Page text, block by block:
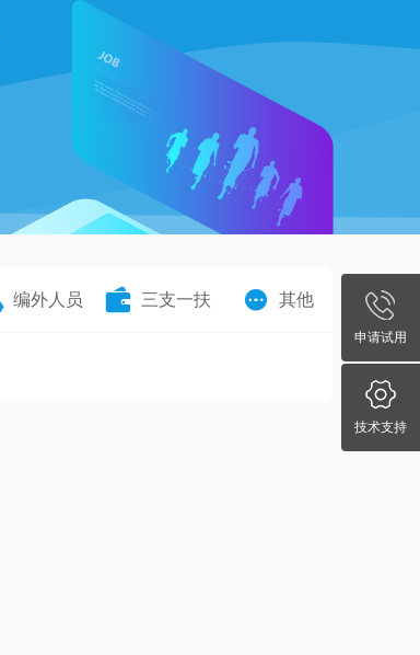
申请试用
技术支持
编外人员 三支一扶 其他